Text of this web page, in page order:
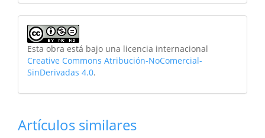
Esta obra está bajo una licencia internacional
Creative Commons Atribución-NoComercial-
SinDerivadas 4.0.
Artículos similares